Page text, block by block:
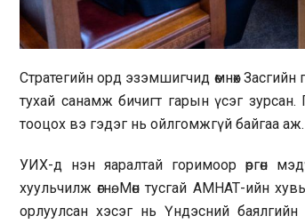
Стратегийн орд эзэмшигчид өмнөх Засгийн
тухай санамж бичигт гарын үсэг зурсан.
тооцох вэ гэдэг нь ойлгомжгүй байгаа аж.
УИХ-д нэн яаралтай горимоор өргөн
хуульчилж өгнө. Мөн тусгай АМНАТ-ийн
орлуулсан хэсэг нь Үндэсний